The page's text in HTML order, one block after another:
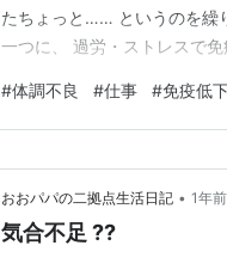
たちょっと…… というのを繰
一つに、 過労・ストレスで
（名推理） ちなみに行って
ゃいけなくなった。う～ん
#体調不良 #仕事 #免疫低
おおパパの二拠点生活日記 • 1年前
気合不足 ??